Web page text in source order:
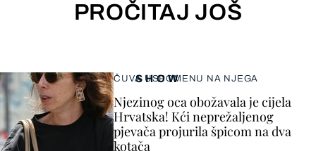
PROČITAJ JOŠ
SHOW
ČUVA USPOMENU NA NJEGA
Njezinog oca obožavala je cijela
Hrvatska! Kći neprežaljenog
pjevača projurila špicom na dva
kotača